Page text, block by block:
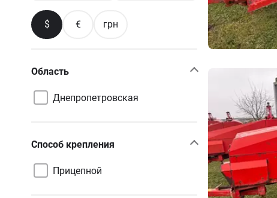
$ € грн
Область
Днепропетровская
Способ крепления
Прицепной